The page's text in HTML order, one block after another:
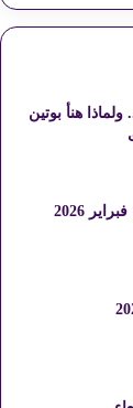
هنأ بوتين